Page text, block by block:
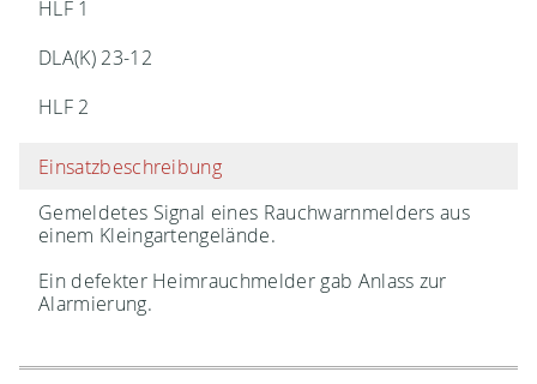
HLF 1
DLA(K) 23-12
HLF 2
Einsatzbeschreibung
Gemeldetes Signal eines Rauchwarnmelders aus
einem Kleingartengelände.
Ein defekter Heimrauchmelder gab Anlass zur
Alarmierung.